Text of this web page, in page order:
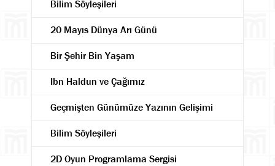
Bilim Söyleşileri
20 Mayıs Dünya Arı Günü
Bir Şehir Bin Yaşam
Ibn Haldun ve Çağımız
Geçmişten Günümüze Yazının Gelişimi
Bilim Söyleşileri
2D Oyun Programlama Sergisi